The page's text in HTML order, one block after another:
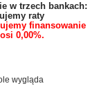
w trzech bankach:
raty
finansowanie
0,00%.
wygląda